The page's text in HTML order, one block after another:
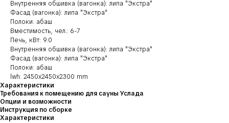
Внутренняя обшивка (вагонка): липа "Экстра"
Фасад (вагонка): липа "Экстра"
Полоки: абаш
Вместимость, чел.: 6-7
Печь, кВт: 9.0
Внутренняя обшивка (вагонка): липа "Экстра"
Фасад (вагонка): липа "Экстра"
Полоки: абаш
lwh: 2450x2450x2300 mm
Характеристики
Требования к помещению для сауны Услада
Опции и возможности
Инструкция по сборке
Характеристики